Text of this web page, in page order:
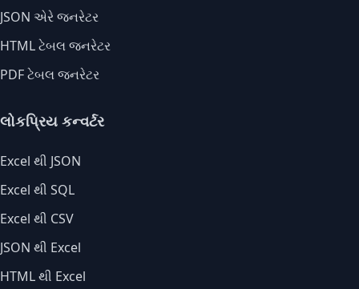
JSON એરે જનરેટર
HTML ટેબલ જનરેટર
PDF ટેબલ જનરેટર
લોકપ્રિય કન્વર્ટર
Excel થી JSON
Excel થી SQL
Excel થી CSV
JSON થી Excel
HTML થી Excel